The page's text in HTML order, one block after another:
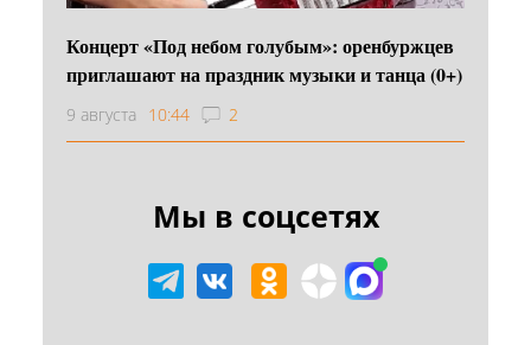
Концерт «Под небом голубым»: оренбуржцев
приглашают на праздник музыки и танца (0+)
9 августа 10:44 2
Мы в соцсетях